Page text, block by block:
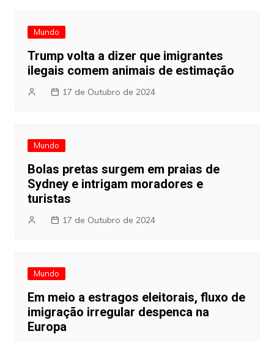
Mundo
Trump volta a dizer que imigrantes
ilegais comem animais de estimação
17 de Outubro de 2024
Mundo
Bolas pretas surgem em praias de
Sydney e intrigam moradores e
turistas
17 de Outubro de 2024
Mundo
Em meio a estragos eleitorais, fluxo de
imigração irregular despenca na
Europa